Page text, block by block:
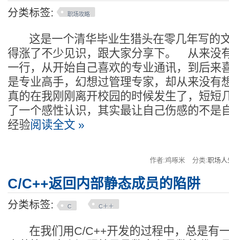
分类标签: 职场攻略
这是一个清华毕业生猎头在零几年写的
得涨了不少见识，跟大家分享下。 从来没
一行，从开始自己喜欢的专业通讯，到后来
是专业高手，幻想过管理专家，却从来没有
真的在我刚刚离开校园的时候发生了，短短
了一个感性认识，其实最让自己伤感的不是
经验阅读全文 »
作者:鸡啄米 分类:职场人
C/C++返回内部静态成员的陷阱
分类标签: C C＋＋
在我们用C/C++开发的过程中，总是有